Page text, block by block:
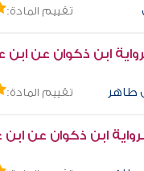
تقييم المادة:
ابن ذكوان عن ابن
طاهر تقييم المادة:
ابن ذكوان عن ابن